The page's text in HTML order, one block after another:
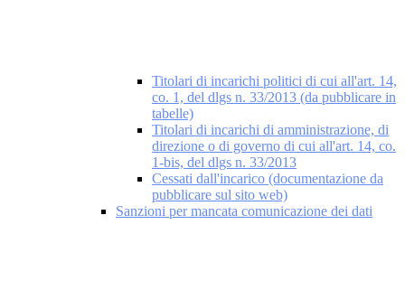
Titolari di incarichi politici di cui all'art. 14,
co. 1, del dlgs n. 33/2013 (da pubblicare in
tabelle)
Titolari di incarichi di amministrazione, di
direzione o di governo di cui all'art. 14, co.
1-bis, del dlgs n. 33/2013
Cessati dall'incarico (documentazione da
pubblicare sul sito web)
Sanzioni per mancata comunicazione dei dati